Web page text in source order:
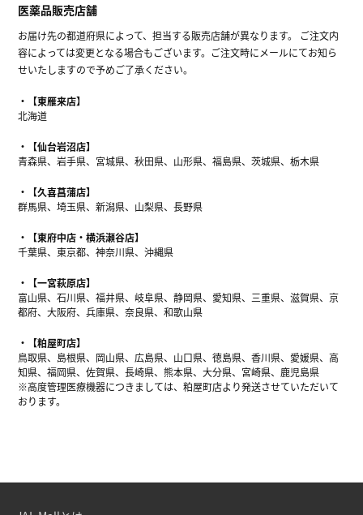
医薬品販売店舗
お届け先の都道府県によって、担当する販売店舗が異なります。 ご注文内
容によっては変更となる場合もございます。ご注文時にメールにてお知ら
せいたしますので予めご了承ください。
【東雁来店】
北海道
【仙台岩沼店】
青森県、岩手県、宮城県、秋田県、山形県、福島県、茨城県、栃木県
【久喜菖蒲店】
群馬県、埼玉県、新潟県、山梨県、長野県
【東府中店・横浜瀬谷店】
千葉県、東京都、神奈川県、沖縄県
【一宮萩原店】
富山県、石川県、福井県、岐阜県、静岡県、愛知県、三重県、滋賀県、京
都府、大阪府、兵庫県、奈良県、和歌山県
【粕屋町店】
鳥取県、島根県、岡山県、広島県、山口県、徳島県、香川県、愛媛県、高
知県、福岡県、佐賀県、長崎県、熊本県、大分県、宮崎県、鹿児島県
※高度管理医療機器につきましては、粕屋町店より発送させていただいて
おります。